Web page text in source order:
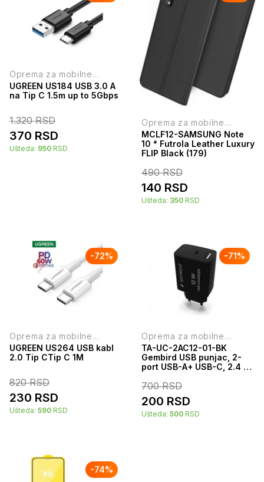
Oprema za mobilne
telefone
UGREEN US184 USB 3.0 A
na Tip C 1.5m up to 5Gbps
1.320RSD
370 RSD
Ušteda: 950 RSD
Oprema za mobilne
telefone
MCLF12-SAMSUNG Note
10 * Futrola Leather Luxury
FLIP Black (179)
490RSD
140 RSD
Ušteda: 350 RSD
-72%
Oprema za mobilne
telefone
UGREEN US264 USB kabl
2.0 Tip CTip C 1M
820RSD
230 RSD
Ušteda: 590 RSD
-71%
Oprema za mobilne
telefone
TA-UC-2AC12-01-BK
Gembird USB punjac, 2-
port USB-A+ USB-C, 2.4 A,
700RSD
200 RSD
Ušteda: 500 RSD
-74%